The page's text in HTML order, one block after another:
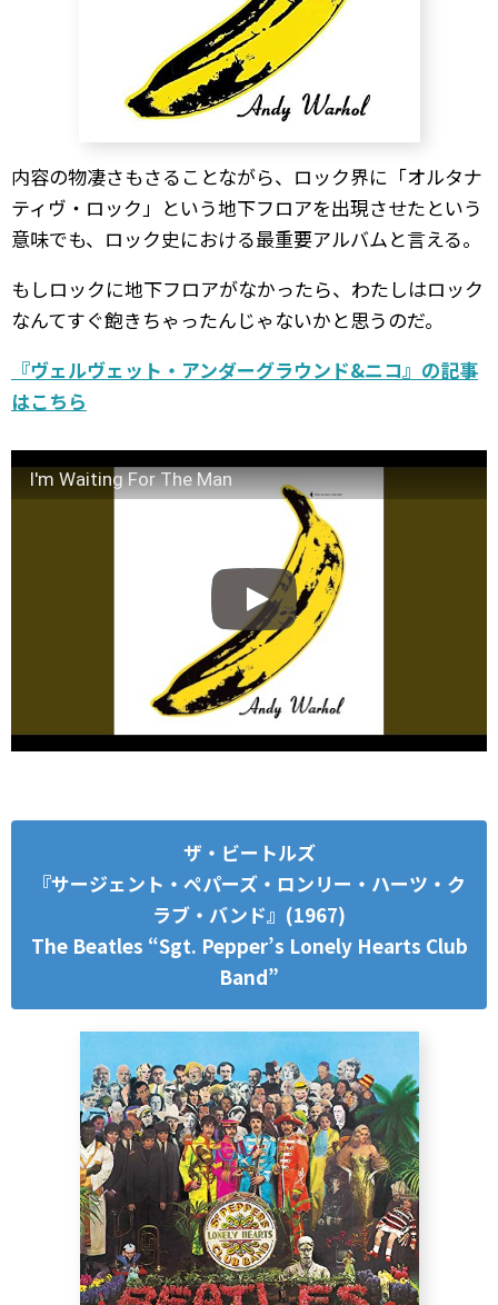
内容の物凄さもさることながら、ロック界に「オルタナ
ティヴ・ロック」という地下フロアを出現させたという
意味でも、ロック史における最重要アルバムと言える。
もしロックに地下フロアがなかったら、わたしはロック
なんてすぐ飽きちゃったんじゃないかと思うのだ。
『ヴェルヴェット・アンダーグラウンド&ニコ』の記事
はこちら
I'm Waiting For The Man
ザ・ビートルズ
『サージェント・ペパーズ・ロンリー・ハーツ・ク
ラブ・バンド』(1967)
The Beatles “Sgt. Pepper’s Lonely Hearts Club
Band”